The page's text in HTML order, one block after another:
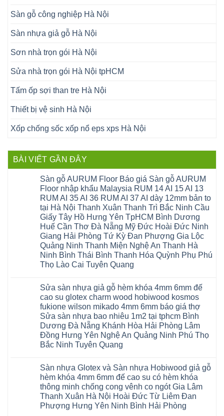
Sàn gỗ công nghiệp Hà Nội
Sàn nhựa giả gỗ Hà Nội
Sơn nhà trọn gói Hà Nội
Sửa nhà trọn gói Hà Nội tpHCM
Tấm ốp sợi than tre Hà Nội
Thiết bị vệ sinh Hà Nội
Xốp chống sốc xốp nổ eps xps Hà Nội
BÀI VIẾT GẦN ĐÂY
Sàn gỗ AURUM Floor Báo giá Sàn gỗ AURUM
Floor nhập khẩu Malaysia RUM 14 AI 15 AI 13
RUM AI 35 AI 36 RUM AI 37 AI dày 12mm bản to
tại Hà Nội Thanh Xuân Thanh Trì Bắc Ninh Cầu
Giấy Tây Hồ Hưng Yên TpHCM Bình Dương
Huế Cần Thơ Đà Nẵng Mỹ Đức Hoài Đức Ninh
Giang Hải Phòng Tứ Kỳ Đan Phượng Gia Lộc
Quảng Ninh Thanh Miện Nghệ An Thanh Hà
Ninh Bình Thái Bình Thanh Hóa Quỳnh Phụ Phú
Thọ Lào Cai Tuyên Quang
bình
luận
ở
Sàn
gỗ
AURUM
Floor
Báo
giá
Sàn
Floor
nhập
khẩu
Malaysia
RUM
14
AI
Sửa sàn nhựa giả gỗ hèm khóa 4mm 6mm đế
cao su glotex charm wood hobiwood kosmos
fukione wilson mikado 4mm 6mm báo giá thợ
Sửa sàn nhựa bao nhiêu 1m2 tại tphcm Bình
Dương Đà Nẵng Khánh Hòa Hải Phòng Lâm
Đồng Hưng Yên Nghệ An Quảng Ninh Phú Thọ
Bắc Ninh Tuyên Quang
bình
luận
ở
Sửa
sàn
nhựa
giả
Sàn nhựa Glotex và Sàn nhựa Hobiwood giả gỗ
hèm khóa 4mm 6mm đế cao su có hèm khóa
thông minh chống cong vênh co ngót Gia Lâm
Thanh Xuân Hà Nội Hoài Đức Từ Liêm Đan
Phượng Hưng Yên Ninh Bình Hải Phòng